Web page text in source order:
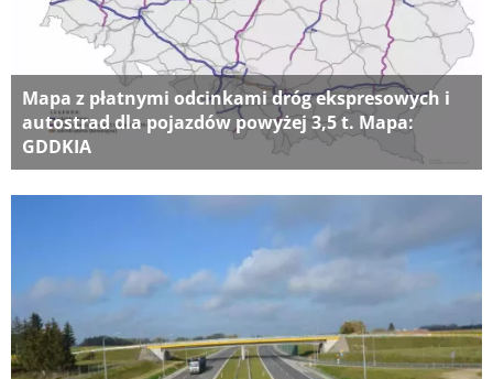
Mapa z płatnymi odcinkami dróg ekspresowych i
autostrad dla pojazdów powyżej 3,5 t. Mapa:
GDDKIA